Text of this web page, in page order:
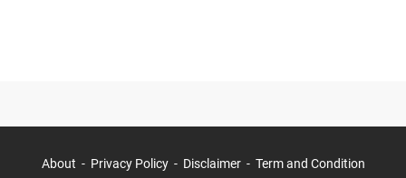
About Privacy Policy Disclaimer Term and Condition